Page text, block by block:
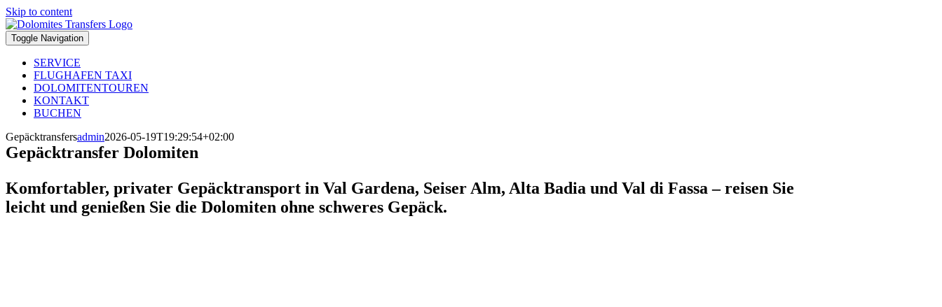
Skip to content
Toggle Navigation
SERVICE
FLUGHAFEN TAXI
DOLOMITENTOUREN
KONTAKT
BUCHEN
Gepäcktransfersadmin2026-05-19T19:29:54+02:00
Gepäcktransfer Dolomiten
Komfortabler, privater Gepäcktransport in Val Gardena, Seiser Alm, Alta Badia und Val di Fassa – reisen Sie
leicht und genießen Sie die Dolomiten ohne schweres Gepäck.